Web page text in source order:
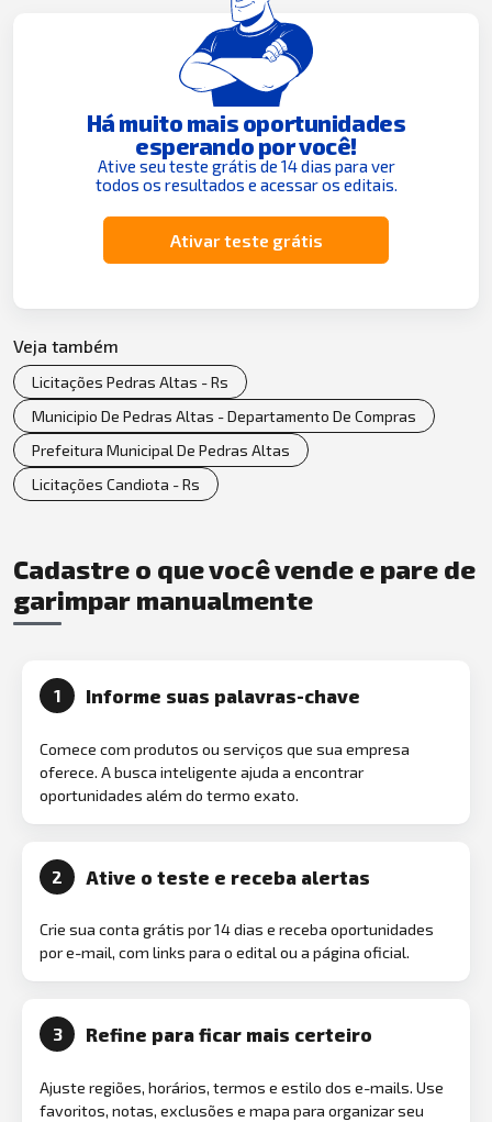
Há muito mais oportunidades
esperando por você!
Ative seu teste grátis de 14 dias para ver
todos os resultados e acessar os editais.
Ativar teste grátis
Veja também
Licitações Pedras Altas - Rs
Municipio De Pedras Altas - Departamento De Compras
Prefeitura Municipal De Pedras Altas
Licitações Candiota - Rs
Cadastre o que você vende e pare de
garimpar manualmente
1 Informe suas palavras-chave
Comece com produtos ou serviços que sua empresa
oferece. A busca inteligente ajuda a encontrar
oportunidades além do termo exato.
2 Ative o teste e receba alertas
Crie sua conta grátis por 14 dias e receba oportunidades
por e-mail, com links para o edital ou a página oficial.
3 Refine para ficar mais certeiro
Ajuste regiões, horários, termos e estilo dos e-mails. Use
favoritos, notas, exclusões e mapa para organizar seu